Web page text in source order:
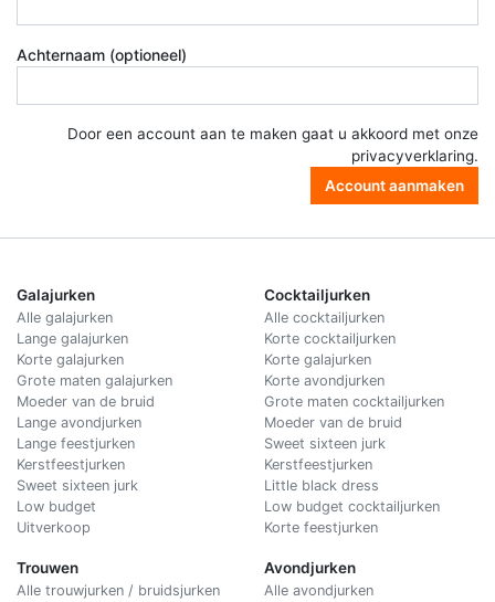
Achternaam (optioneel)
Door een account aan te maken gaat u akkoord met onze
privacyverklaring.
Account aanmaken
Galajurken
Alle galajurken
Lange galajurken
Korte galajurken
Grote maten galajurken
Moeder van de bruid
Lange avondjurken
Lange feestjurken
Kerstfeestjurken
Sweet sixteen jurk
Low budget
Uitverkoop
Trouwen
Alle trouwjurken / bruidsjurken
Cocktailjurken
Alle cocktailjurken
Korte cocktailjurken
Korte galajurken
Korte avondjurken
Grote maten cocktailjurken
Moeder van de bruid
Sweet sixteen jurk
Kerstfeestjurken
Little black dress
Low budget cocktailjurken
Korte feestjurken
Avondjurken
Alle avondjurken